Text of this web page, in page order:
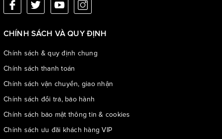
CHÍNH SÁCH VÀ QUY ĐỊNH
Chính sách & quy định chung
Chính sách thanh toán
Chính sách vận chuyển, giao nhận
Chính sách đổi trả, bảo hành
Chính sách bảo mật thông tin & cookies
Chính sách ưu đãi khách hàng VIP